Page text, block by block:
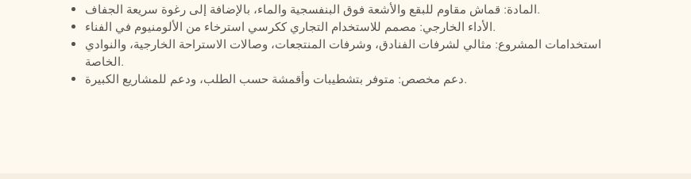
المادة: قماش مقاوم للبقع والأشعة فوق البنفسجية والماء، بالإضافة إلى رغوة سريعة الجفاف.
الأداء الخارجي: مصمم للاستخدام التجاري ككرسي استرخاء من الألومنيوم في الفناء.
استخدامات المشروع: مثالي لشرفات الفنادق، وشرفات المنتجعات، وصالات الاستراحة الخارجية، والنوادي
الخاصة.
دعم مخصص: متوفر بتشطيبات وأقمشة حسب الطلب، ودعم للمشاريع الكبيرة.